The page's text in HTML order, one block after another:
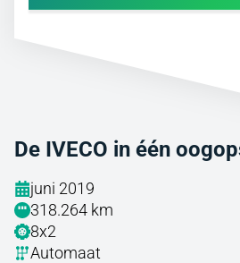
De IVECO in één
juni 2019
318.264 km
8x2
Automaat